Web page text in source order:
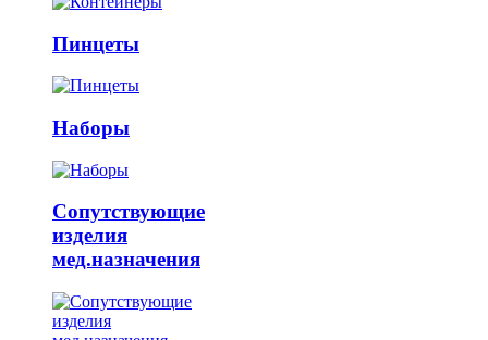
Пинцеты
Наборы
Сопутствующие
изделия
мед.назначения